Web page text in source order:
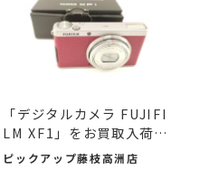
「デジタルカメラ FUJIFI
LM XF1」をお買取入荷し
ま...
ピックアップ藤枝高洲店